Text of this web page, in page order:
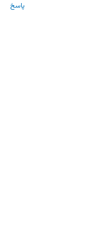
پاسخ